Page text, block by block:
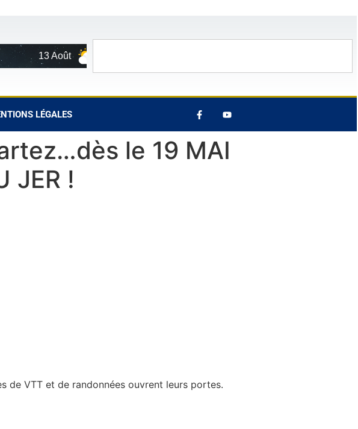
13 Août 30°C
LÉGALES
le 19 MAI
JER !
de VTT et de randonnées ouvrent leurs portes.